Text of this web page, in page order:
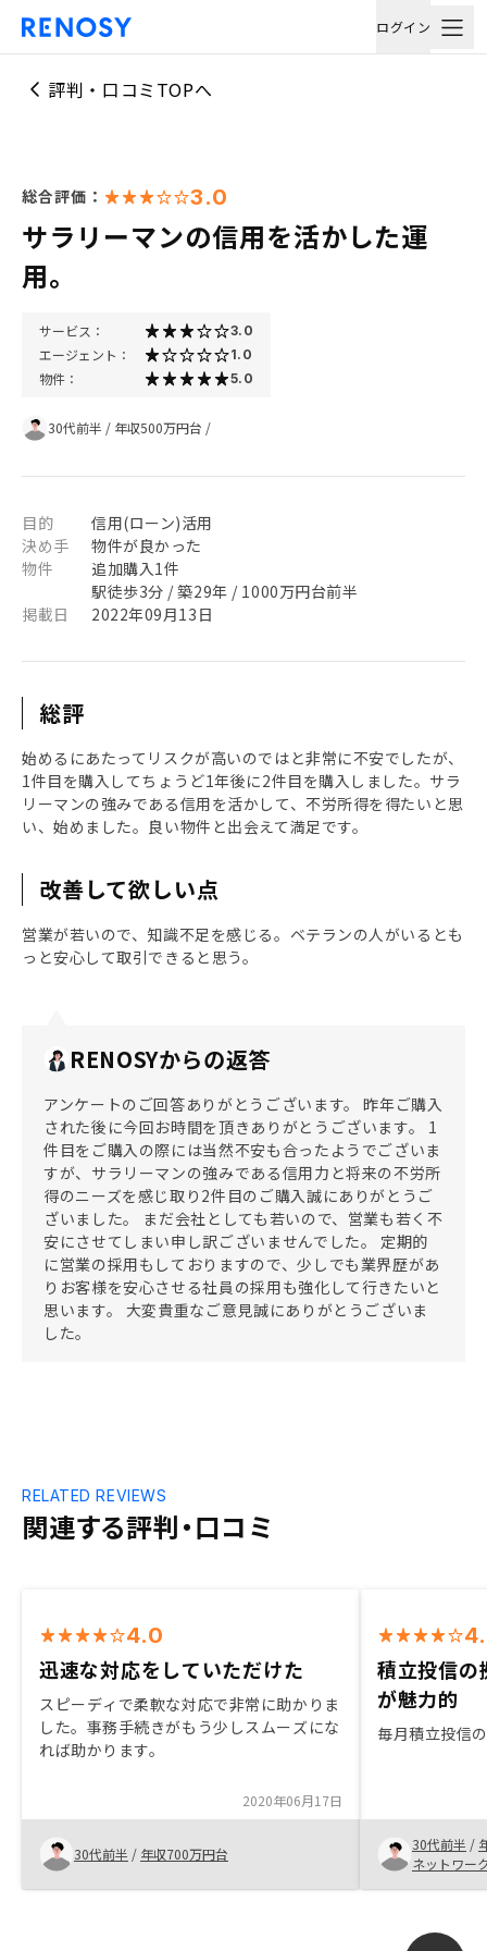
ログイン
評判・口コミTOPへ
総合評価： 3.0
サラリーマンの信用を活かした運
用。
サービス： 3.0
エージェント： 1.0
物件： 5.0
30代前半 / 年収500万円台 /
目的
信用(ローン)活用
決め手
物件が良かった
物件
追加購入1件
駅徒歩3分 / 築29年 / 1000万円台前半
掲載日
2022年09月13日
総評
始めるにあたってリスクが高いのではと非常に不安でしたが、
1件目を購入してちょうど1年後に2件目を購入しました。サラ
リーマンの強みである信用を活かして、不労所得を得たいと思
い、始めました。良い物件と出会えて満足です。
改善して欲しい点
営業が若いので、知識不足を感じる。ベテランの人がいるとも
っと安心して取引できると思う。
RENOSYからの返答
アンケートのご回答ありがとうございます。 昨年ご購入
された後に今回お時間を頂きありがとうございます。 1
件目をご購入の際には当然不安も合ったようでございま
すが、サラリーマンの強みである信用力と将来の不労所
得のニーズを感じ取り2件目のご購入誠にありがとうご
ざいました。 まだ会社としても若いので、営業も若く不
安にさせてしまい申し訳ございませんでした。 定期的
に営業の採用もしておりますので、少しでも業界歴があ
りお客様を安心させる社員の採用も強化して行きたいと
思います。 大変貴重なご意見誠にありがとうございま
した。
関連する評判・口コミ
RELATED REVIEWS
4.0
迅速な対応をしていただけた
スピーディで柔軟な対応で非常に助かりま
した。事務手続きがもう少しスムーズにな
れば助かります。
2020年06月17日
30代前半 / 年収700万円台
積立投信の
が魅力的
毎月積立投信
30代前半 /
ネットワー